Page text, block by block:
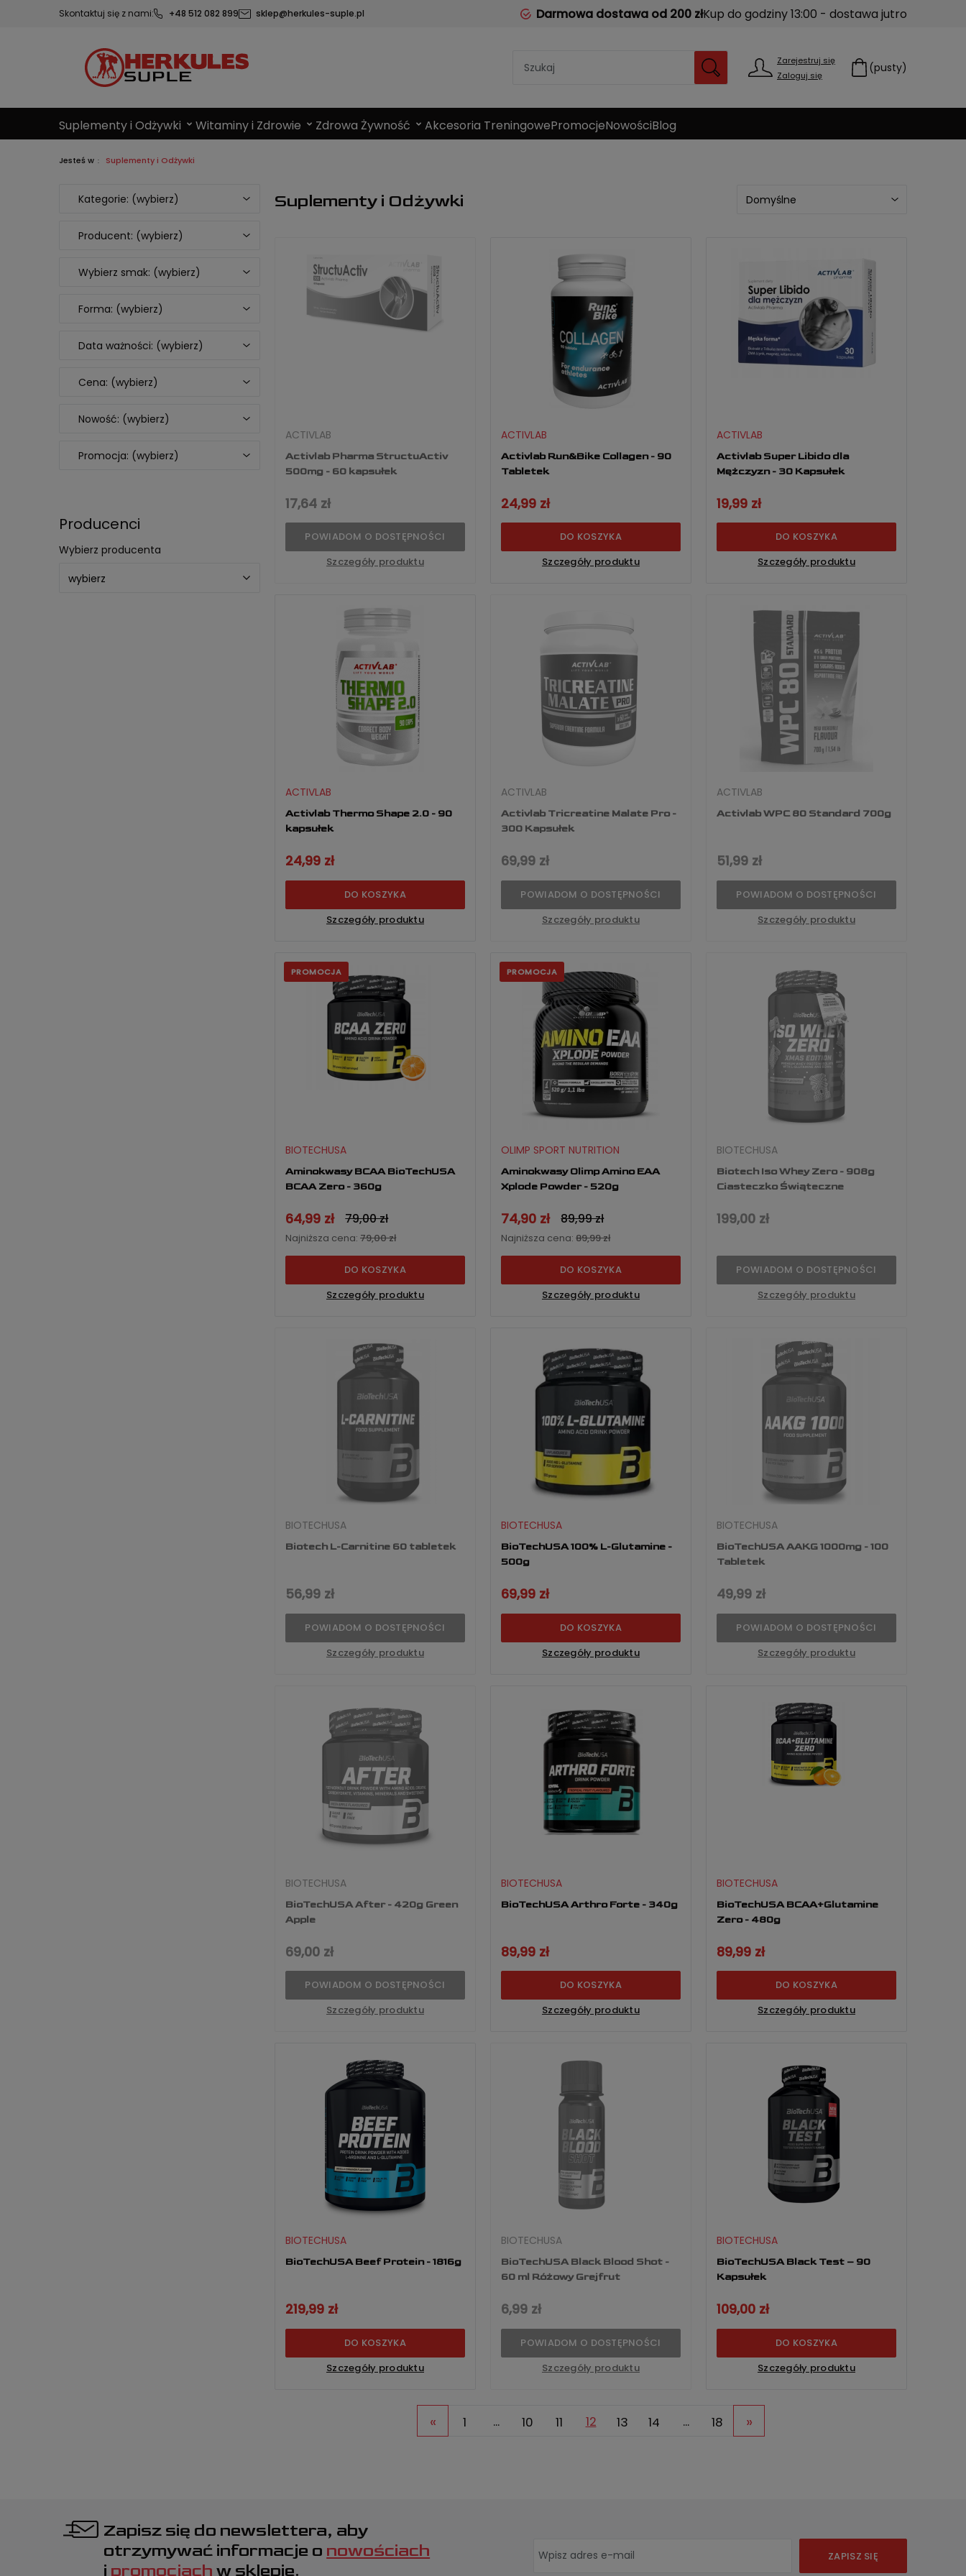
Skontaktuj się z nami: +48 512 082 899 sklep@herkules-suple.pl Darmowa dostawa od 200 złKup do godziny 13:00 - dostawa jutro
(pusty)
Zarejestruj się
Zaloguj się
Suplementy i Odżywki Witaminy i Zdrowie Zdrowa Żywność Akcesoria TreningowePromocjeNowościBlog
Jesteś w Suplementy i Odżywki
Kategorie: (wybierz)
Producent: (wybierz)
Wybierz smak: (wybierz)
Forma: (wybierz)
Data ważności: (wybierz)
Cena: (wybierz)
Nowość: (wybierz)
Promocja: (wybierz)
Producenci
Wybierz producenta
Suplementy i Odżywki
Activlab Pharma StructuActiv
500mg - 60 kapsułek
ACTIVLAB
17,64 zł
POWIADOM O DOSTĘPNOŚCI
Szczegóły produktu
Activlab Run&Bike Collagen - 90
Tabletek
ACTIVLAB
24,99 zł
DO KOSZYKA
Szczegóły produktu
Activlab Super Libido dla
Mężczyzn - 30 Kapsułek
ACTIVLAB
19,99 zł
DO KOSZYKA
Szczegóły produktu
Activlab Thermo Shape 2.0 - 90
kapsułek
ACTIVLAB
24,99 zł
DO KOSZYKA
Szczegóły produktu
Activlab Tricreatine Malate Pro -
300 Kapsułek
ACTIVLAB
69,99 zł
POWIADOM O DOSTĘPNOŚCI
Szczegóły produktu
Activlab WPC 80 Standard 700g
ACTIVLAB
51,99 zł
POWIADOM O DOSTĘPNOŚCI
Szczegóły produktu
Aminokwasy BCAA BioTechUSA
BCAA Zero - 360g
BIOTECHUSA
64,99 zł 79,00 zł
Najniższa cena: 79,00 zł
DO KOSZYKA
Szczegóły produktu
PROMOCJA
Aminokwasy Olimp Amino EAA
Xplode Powder - 520g
OLIMP SPORT NUTRITION
74,90 zł 89,99 zł
Najniższa cena: 89,99 zł
DO KOSZYKA
Szczegóły produktu
PROMOCJA
Biotech Iso Whey Zero - 908g
Ciasteczko Świąteczne
BIOTECHUSA
199,00 zł
POWIADOM O DOSTĘPNOŚCI
Szczegóły produktu
Biotech L-Carnitine 60 tabletek
BIOTECHUSA
56,99 zł
POWIADOM O DOSTĘPNOŚCI
Szczegóły produktu
BioTechUSA 100% L-Glutamine -
500g
BIOTECHUSA
69,99 zł
DO KOSZYKA
Szczegóły produktu
BioTechUSA AAKG 1000mg - 100
Tabletek
BIOTECHUSA
49,99 zł
POWIADOM O DOSTĘPNOŚCI
Szczegóły produktu
BioTechUSA After - 420g Green
Apple
BIOTECHUSA
69,00 zł
POWIADOM O DOSTĘPNOŚCI
Szczegóły produktu
BioTechUSA Arthro Forte - 340g
BIOTECHUSA
89,99 zł
DO KOSZYKA
Szczegóły produktu
BioTechUSA BCAA+Glutamine
Zero - 480g
BIOTECHUSA
89,99 zł
DO KOSZYKA
Szczegóły produktu
BioTechUSA Beef Protein - 1816g
BIOTECHUSA
219,99 zł
DO KOSZYKA
Szczegóły produktu
BioTechUSA Black Blood Shot -
60 ml Różowy Grejfrut
BIOTECHUSA
6,99 zł
POWIADOM O DOSTĘPNOŚCI
Szczegóły produktu
BioTechUSA Black Test – 90
Kapsułek
BIOTECHUSA
109,00 zł
DO KOSZYKA
Szczegóły produktu
« 1 ... 10 11 12 13 14 ... 18 »
Zapisz się do newslettera, aby
otrzymywać informacje o nowościach
i promocjach w sklepie.
ZAPISZ SIĘ